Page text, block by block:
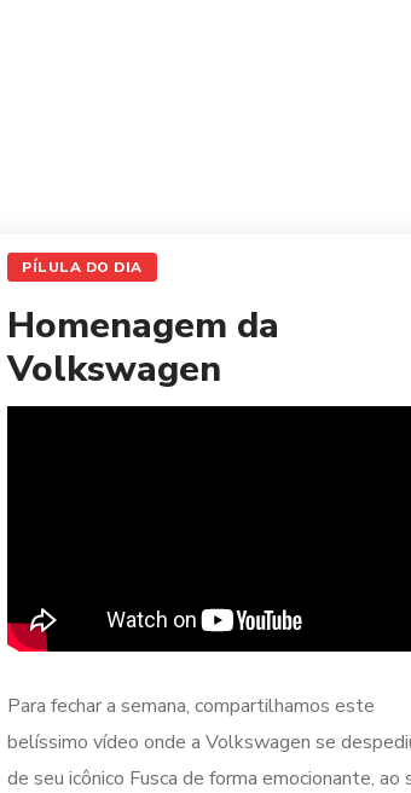
PÍLULA DO DIA
Homenagem da
Volkswagen
Para fechar a semana, compartilhamos este
belíssimo vídeo onde a Volkswagen se
de seu icônico Fusca de forma emocionante, ao